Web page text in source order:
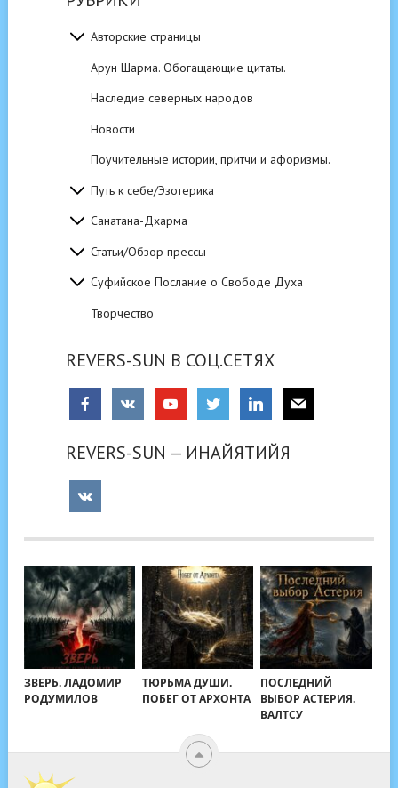
Авторские страницы
Арун Шарма. Обогащающие цитаты.
Наследие северных народов
Новости
Поучительные истории, притчи и афоризмы.
Путь к себе/Эзотерика
Санатана-Дхарма
Статьи/Обзор прессы
Суфийское Послание о Свободе Духа
Творчество
REVERS-SUN В СОЦ.СЕТЯХ
REVERS-SUN — ИНАЙЯТИЙЯ
ЗВЕРЬ. ЛАДОМИР
РОДУМИЛОВ
ТЮРЬМА ДУШИ.
ПОБЕГ ОТ АРХОНТА
ПОСЛЕДНИЙ
ВЫБОР АСТЕРИЯ.
ВАЛТСУ